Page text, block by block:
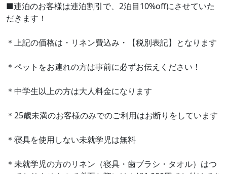
■連泊のお客様は連泊割引で、2泊目10%offにさせていた
だきます！
＊上記の価格は・リネン費込み・【税別表記】となります
＊ペットをお連れの方は事前に必ずお伝えください！
＊中学生以上の方は大人料金になります
＊25歳未満のお客様のみでのご利用はお断りをしています
＊寝具を使用しない未就学児は無料
＊未就学児の方のリネン（寝具・歯ブラシ・タオル）はつ